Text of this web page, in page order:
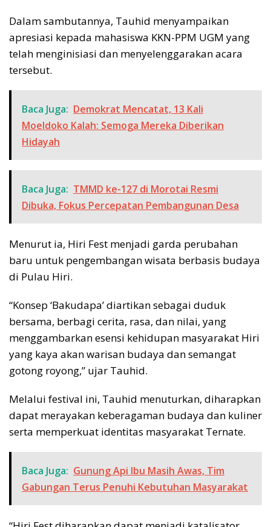
​Dalam sambutannya, Tauhid menyampaikan
apresiasi kepada mahasiswa KKN-PPM UGM yang
telah menginisiasi dan menyelenggarakan acara
tersebut.
Baca Juga: Demokrat Mencatat, 13 Kali
Moeldoko Kalah: Semoga Mereka Diberikan
Hidayah
Baca Juga: TMMD ke-127 di Morotai Resmi
Dibuka, Fokus Percepatan Pembangunan Desa
Menurut ia, Hiri Fest menjadi garda perubahan
baru untuk pengembangan wisata berbasis budaya
di Pulau Hiri.
“Konsep ‘Bakudapa’ diartikan sebagai duduk
bersama, berbagi cerita, rasa, dan nilai, yang
menggambarkan esensi kehidupan masyarakat Hiri
yang kaya akan warisan budaya dan semangat
gotong royong,” ujar Tauhid.
Melalui festival ini, Tauhid menuturkan, diharapkan
dapat merayakan keberagaman budaya dan kuliner
serta memperkuat identitas masyarakat Ternate.
Baca Juga: Gunung Api Ibu Masih Awas, Tim
Gabungan Terus Penuhi Kebutuhan Masyarakat